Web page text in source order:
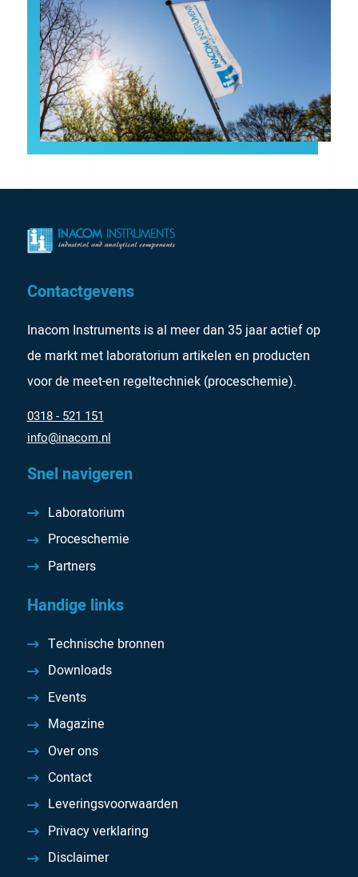
Contactgevens
Inacom Instruments is al meer dan 35 jaar actief op
de markt met laboratorium artikelen en producten
voor de meet-en regeltechniek (proceschemie).
0318 - 521 151
info@inacom.nl
Snel navigeren
Laboratorium
Proceschemie
Partners
Handige links
Technische bronnen
Downloads
Events
Magazine
Over ons
Contact
Leveringsvoorwaarden
Privacy verklaring
Disclaimer